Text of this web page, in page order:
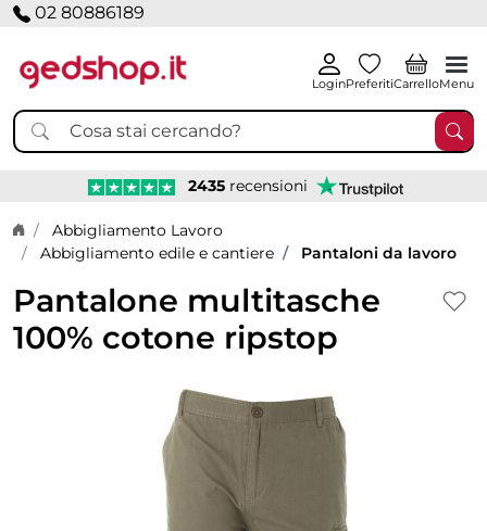
02 80886189
LoginPreferitiCarrelloMenu
2435 recensioni
Home page
Abbigliamento Lavoro
Abbigliamento edile e cantiere
Pantaloni da lavoro
Pantalone multitasche
100% cotone ripstop